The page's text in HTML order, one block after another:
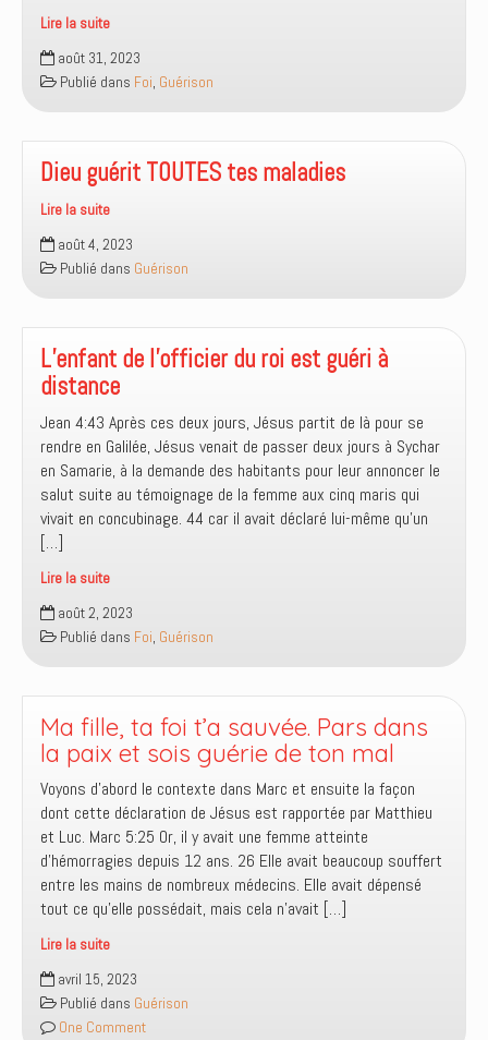
Lire la suite
Est-
ce
que
guérison
est
promesse
?
août 31, 2023
Publié dans Foi, Guérison
Dieu guérit TOUTES tes maladies
Lire la suite
Dieu
guérit
TOUTES
maladies
août 4, 2023
Publié dans Guérison
L’enfant de l’officier du roi est guéri à
distance
Jean 4:43 Après ces deux jours, Jésus partit de là pour se
rendre en Galilée, Jésus venait de passer deux jours à Sychar
en Samarie, à la demande des habitants pour leur annoncer le
salut suite au témoignage de la femme aux cinq maris qui
vivait en concubinage. 44 car il avait déclaré lui-même qu’un
[…]
Lire la suite
L’enfant
de
l’officier
roi
est
guéri
à
distance
août 2, 2023
Publié dans Foi, Guérison
Ma fille, ta foi t’a sauvée. Pars dans
la paix et sois guérie de ton mal
Voyons d’abord le contexte dans Marc et ensuite la façon
dont cette déclaration de Jésus est rapportée par Matthieu
et Luc. Marc 5:25 Or, il y avait une femme atteinte
d’hémorragies depuis 12 ans. 26 Elle avait beaucoup souffert
entre les mains de nombreux médecins. Elle avait dépensé
tout ce qu’elle possédait, mais cela n’avait […]
Lire la suite
Ma
fille,
ta
avril 15, 2023
Publié dans Guérison
One Comment